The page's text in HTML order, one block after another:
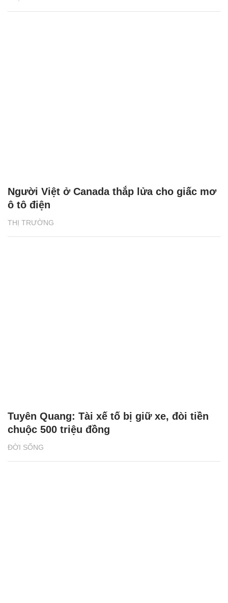
THỊ TRƯỜNG
Người Việt ở Canada thắp lửa cho giấc mơ
ô tô điện
ĐỜI SỐNG
Tuyên Quang: Tài xế tố bị giữ xe, đòi tiền
chuộc 500 triệu đồng